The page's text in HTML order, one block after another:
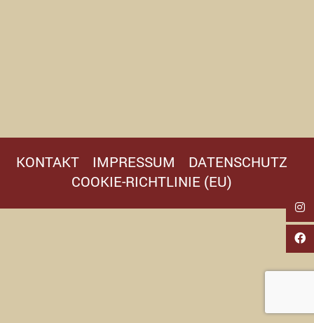
KONTAKT IMPRESSUM
DATENSCHUTZ
COOKIE-RICHTLINIE (EU)